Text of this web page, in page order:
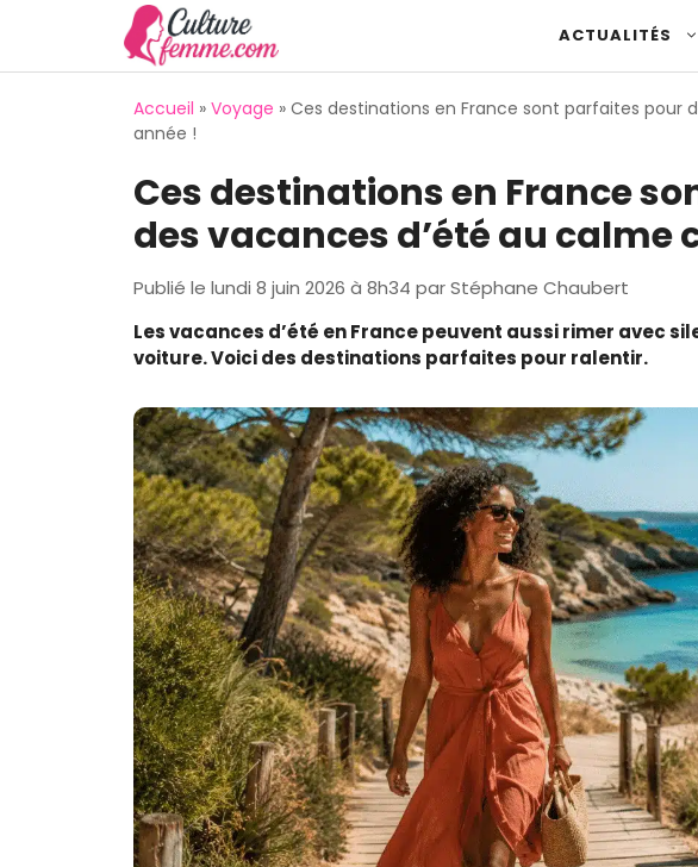
ACTUALITÉS
Accueil » Voyage » Ces destinations en France sont parfaites pour
année !
Ces destinations en France
des vacances d’été au calme
Publié le lundi 8 juin 2026 à 8h34 parStéphane Chaubert
Les vacances d’été en France peuvent aussi rimer avec
voiture. Voici des destinations parfaites pour ralentir.